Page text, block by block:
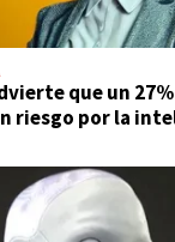
que un
riesgo por la